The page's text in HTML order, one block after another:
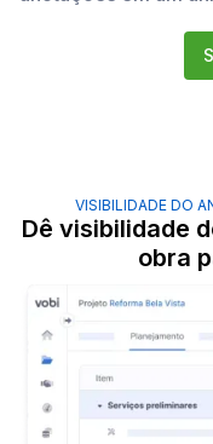
VISIBILIDADE DO
Dê visibilidade
obra